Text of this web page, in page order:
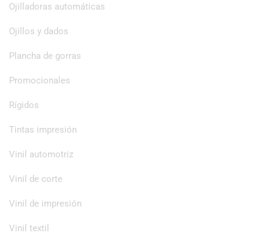
Ojilladoras automáticas
Ojillos y dados
Plancha de gorras
Promocionales
Rígidos
Tintas impresión
Vinil automotriz
Vinil de corte
Vinil de impresión
Vinil textil